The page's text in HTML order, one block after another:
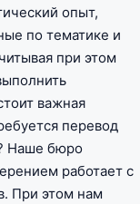
опыт,
по тематике и
при этом
важная
перевод
Наше бюро
работает с
При этом нам